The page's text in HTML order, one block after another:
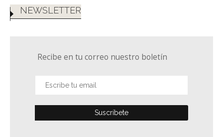
NEWSLETTER
Recibe en tu correo nuestro boletín